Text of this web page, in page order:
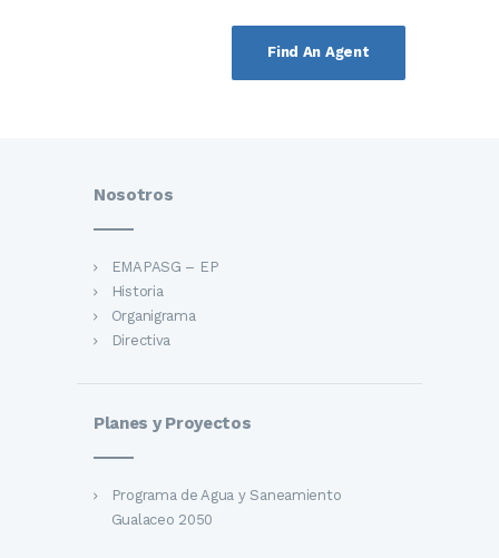
Nosotros
EMAPASG – EP
Historia
Organigrama
Directiva
Planes y Proyectos
Programa de Agua y Saneamiento
Gualaceo 2050